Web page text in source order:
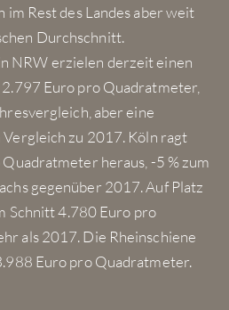
im Rest des Landes aber weit
Durchschnitt.
NRW erzielen derzeit einen
Euro pro Quadratmeter,
aber eine
zu 2017. Köln ragt
heraus, -5 % zum
gegenüber 2017. Auf Platz
Schnitt 4.780 Euro pro
als 2017. Die Rheinschiene
Euro pro Quadratmeter.